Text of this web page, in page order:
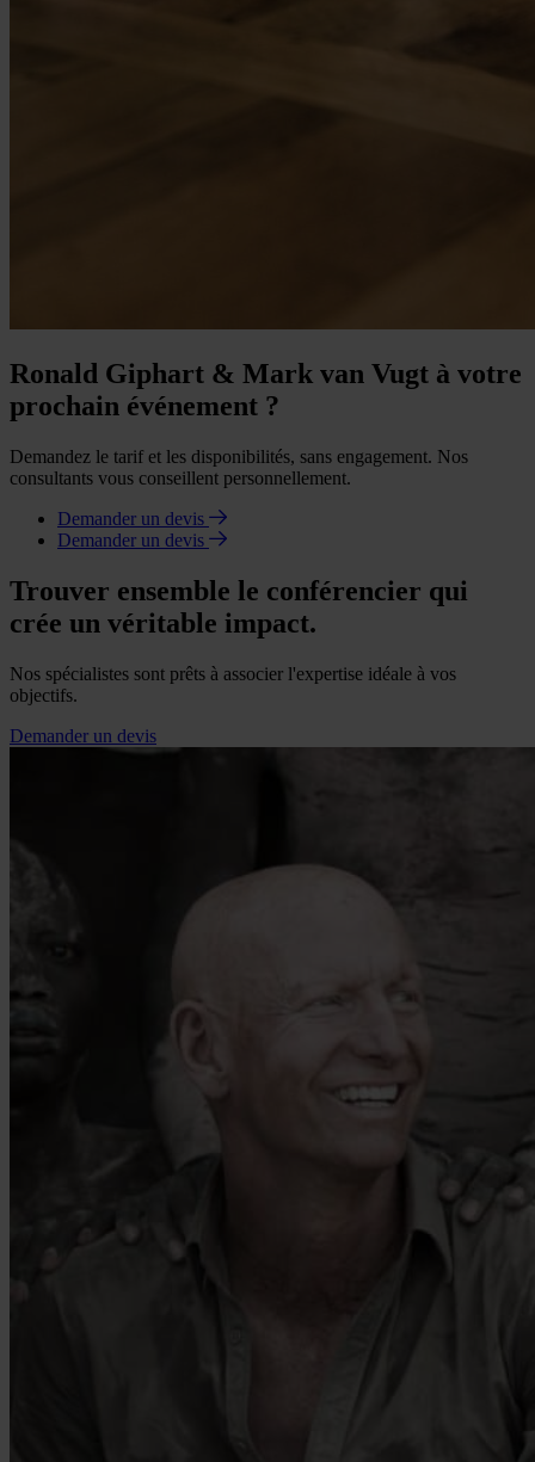
Ronald Giphart & Mark van Vugt à votre
prochain événement ?
Demandez le tarif et les disponibilités, sans engagement. Nos
consultants vous conseillent personnellement.
Demander un devis
Demander un devis
Trouver ensemble le conférencier qui
crée un véritable impact.
Nos spécialistes sont prêts à associer l'expertise idéale à vos
objectifs.
Demander un devis